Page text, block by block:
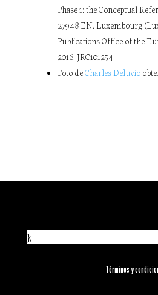
Phase 1: the Conceptual
27948 EN. Luxembourg
Publications Office of the
2016. JRC101254
Foto deCharles Deluvio
};
Términos y